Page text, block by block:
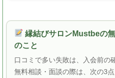
縁結びサロンMustbeの
のこと
口コミで多い失敗は、入会前の
無料相談・面談の際は、次の3